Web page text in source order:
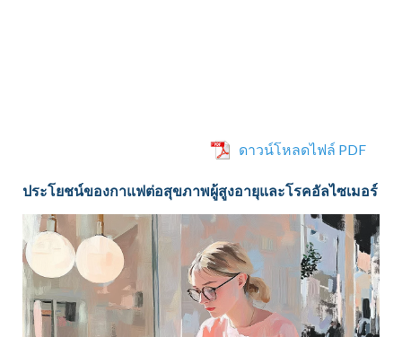
ดาวน์โหลดไฟล์ PDF
ประโยชน์ของกาแฟต่อสุขภาพผู้สูงอายุและโรคอัลไซเมอร์